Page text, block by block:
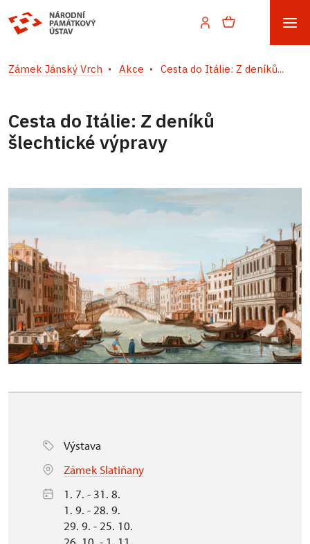
Zámek Jánský Vrch Akce Cesta do Itálie: Z deníků...
Cesta do Itálie: Z deníků
šlechtické výpravy
Výstava
Zámek Slatiňany
1. 7. - 31. 8.
1. 9. - 28. 9.
29. 9. - 25. 10.